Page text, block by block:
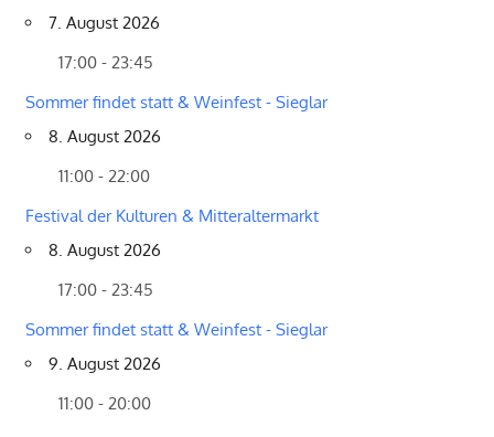
7. August 2026
17:00 - 23:45
Sommer findet statt & Weinfest - Sieglar
8. August 2026
11:00 - 22:00
Festival der Kulturen & Mitteraltermarkt
8. August 2026
17:00 - 23:45
Sommer findet statt & Weinfest - Sieglar
9. August 2026
11:00 - 20:00